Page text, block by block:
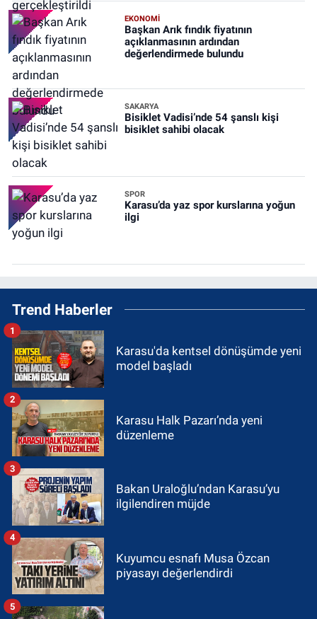
EKONOMİ
Başkan Arık fındık fiyatının
açıklanmasının ardından
değerlendirmede bulundu
SAKARYA
Bisiklet Vadisi’nde 54 şanslı kişi
bisiklet sahibi olacak
SPOR
Karasu’da yaz spor kurslarına yoğun
ilgi
Trend Haberler
Karasu'da kentsel dönüşümde yeni
model başladı
1
Karasu Halk Pazarı’nda yeni
düzenleme
2
Bakan Uraloğlu’ndan Karasu’yu
ilgilendiren müjde
3
Kuyumcu esnafı Musa Özcan
piyasayı değerlendirdi
4
5